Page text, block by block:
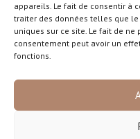
appareils. Le fait de consentir à
traiter des données telles que
uniques sur ce site. Le fait de
consentement peut avoir un
fonctions.
Suivant
© 2026 - Association de